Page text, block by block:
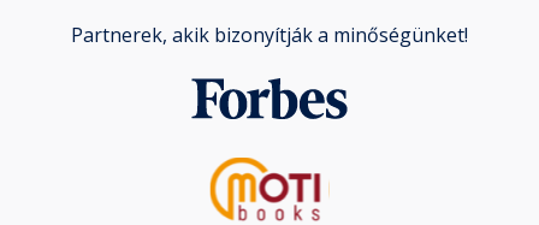
Partnerek, akik bizonyítják a minőségünket!